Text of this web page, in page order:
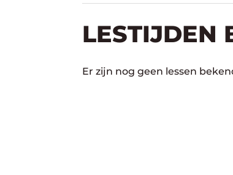
LESTIJDEN
Er zijn nog geen lessen